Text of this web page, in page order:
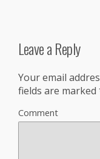
Leave a Reply
Your email
fields are marked
Comment